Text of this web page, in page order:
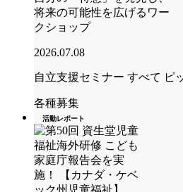
将来の可能性を広げるワー
クショップ
2026.07.08
自立支援セミナー すべて ピ
各種募集
活動レポート